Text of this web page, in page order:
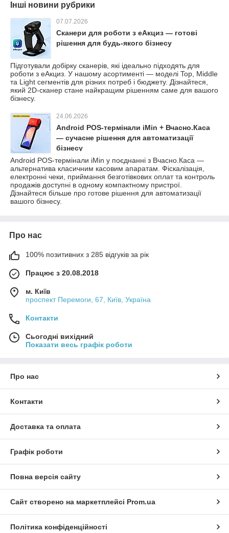
Інші новини рубрики
07.07.2026
Сканери для роботи з еАкциз — готові
рішення для будь-якого бізнесу
Підготували добірку сканерів, які ідеально підходять для
роботи з еАкциз. У нашому асортименті — моделі Top, Middle
та Light сегментів для різних потреб і бюджету. Дізнайтеся,
який 2D-сканер стане найкращим рішенням саме для вашого
бізнесу.
24.06.2026
Android POS-термінали iMin + Вчасно.Каса
— сучасне рішення для автоматизації
бізнесу
Android POS-термінали iMin у поєднанні з Вчасно.Каса —
альтернатива класичним касовим апаратам. Фіскалізація,
електронні чеки, приймання безготівкових оплат та контроль
продажів доступні в одному компактному пристрої.
Дізнайтеся більше про готове рішення для автоматизації
вашого бізнесу.
Про нас
100% позитивних з 285 відгуків за рік
Працює з 20.08.2018
м. Київ
проспект Перемоги, 67, Київ, Україна
Контакти
Сьогодні вихідний
Показати весь графік роботи
Про нас
Контакти
Доставка та оплата
Графік роботи
Повна версія сайту
Сайт створено на маркетплейсі Prom.ua
Політика конфіденційності